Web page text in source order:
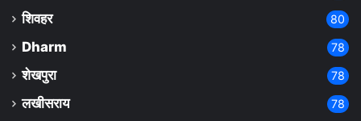
शिवहर 80
Dharm 78
शेखपुरा 78
लखीसराय 78